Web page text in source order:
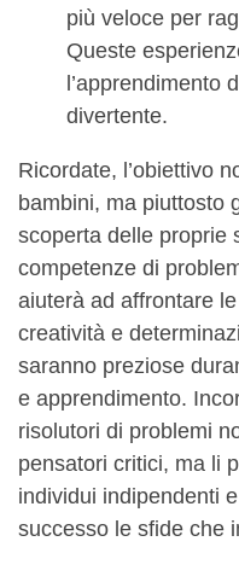
più veloce per
Queste
l’apprendimento
divertente.
Ricordate, l’obiettivo
bambini, ma piuttosto
scoperta delle proprie
competenze di
aiuterà ad affrontare
creatività e
saranno preziose
e apprendimento.
risolutori di problemi
pensatori critici, ma li
individui indipendenti
successo le sfide che